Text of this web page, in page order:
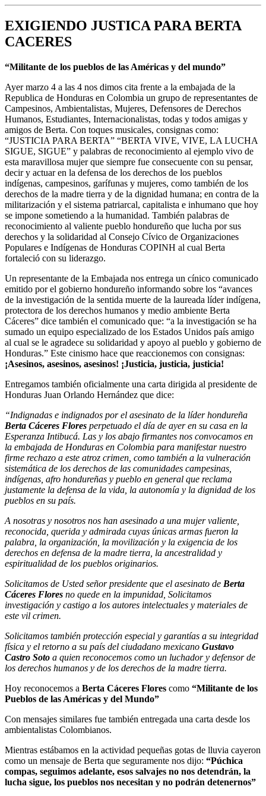
EXIGIENDO JUSTICA PARA BERTA
CACERES
“Militante de los pueblos de las Américas y del mundo”
Ayer marzo 4 a las 4 nos dimos cita frente a la embajada de la
Republica de Honduras en Colombia un grupo de representantes de
Campesinos, Ambientalistas, Mujeres, Defensores de Derechos
Humanos, Estudiantes, Internacionalistas, todas y todos amigas y
amigos de Berta. Con toques musicales, consignas como:
“JUSTICIA PARA BERTA” “BERTA VIVE, VIVE, LA LUCHA
SIGUE, SIGUE” y palabras de reconocimiento al ejemplo vivo de
esta maravillosa mujer que siempre fue consecuente con su pensar,
decir y actuar en la defensa de los derechos de los pueblos
indígenas, campesinos, garífunas y mujeres, como también de los
derechos de la madre tierra y de la dignidad humana; en contra de la
militarización y el sistema patriarcal, capitalista e inhumano que hoy
se impone sometiendo a la humanidad. También palabras de
reconocimiento al valiente pueblo hondureño que lucha por sus
derechos y la solidaridad al Consejo Cívico de Organizaciones
Populares e Indígenas de Honduras COPINH al cual Berta
fortaleció con su liderazgo.
Un representante de la Embajada nos entrega un cínico comunicado
emitido por el gobierno hondureño informando sobre los “avances
de la investigación de la sentida muerte de la laureada líder indígena,
protectora de los derechos humanos y medio ambiente Berta
Cáceres” dice también el comunicado que: “a la investigación se ha
sumado un equipo especializado de los Estados Unidos país amigo
al cual se le agradece su solidaridad y apoyo al pueblo y gobierno de
Honduras.” Este cinismo hace que reaccionemos con consignas:
¡Asesinos, asesinos, asesinos! ¡Justicia, justicia, justicia!
Entregamos también oficialmente una carta dirigida al presidente de
Honduras Juan Orlando Hernández que dice:
“Indignadas e indignados por el asesinato de la líder hondureña
Berta Cáceres Flores perpetuado el día de ayer en su casa en la
Esperanza Intibucá. Las y los abajo firmantes nos convocamos en
la embajada de Honduras en Colombia para manifestar nuestro
firme rechazo a este atroz crimen, como también a la vulneración
sistemática de los derechos de las comunidades campesinas,
indígenas, afro hondureñas y pueblo en general que reclama
justamente la defensa de la vida, la autonomía y la dignidad de los
pueblos en su país.
A nosotras y nosotros nos han asesinado a una mujer valiente,
reconocida, querida y admirada cuyas únicas armas fueron la
palabra, la organización, la movilización y la exigencia de los
derechos en defensa de la madre tierra, la ancestralidad y
espiritualidad de los pueblos originarios.
Solicitamos de Usted señor presidente que el asesinato de Berta
Cáceres Flores no quede en la impunidad, Solicitamos
investigación y castigo a los autores intelectuales y materiales de
este vil crimen.
Solicitamos también protección especial y garantías a su integridad
física y el retorno a su país del ciudadano mexicano Gustavo
Castro Soto a quien reconocemos como un luchador y defensor de
los derechos humanos y de los derechos de la madre tierra.
Hoy reconocemos a Berta Cáceres Flores como “Militante de los
Pueblos de las Américas y del Mundo”
Con mensajes similares fue también entregada una carta desde los
ambientalistas Colombianos.
Mientras estábamos en la actividad pequeñas gotas de lluvia cayeron
como un mensaje de Berta que seguramente nos dijo: “Púchica
compas, seguimos adelante, esos salvajes no nos detendrán, la
lucha sigue, los pueblos nos necesitan y no podrán detenernos”